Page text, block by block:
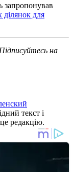
запропонував
ділянок для
на
текст і
редакцію.